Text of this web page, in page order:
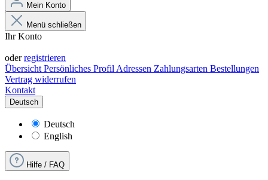
Mein Konto
Menü schließen
Ihr Konto
oderregistrieren
Übersicht Persönliches Profil Adressen Zahlungsarten Bestellungen
Vertrag widerrufen
Kontakt
Deutsch
Deutsch
English
Hilfe / FAQ